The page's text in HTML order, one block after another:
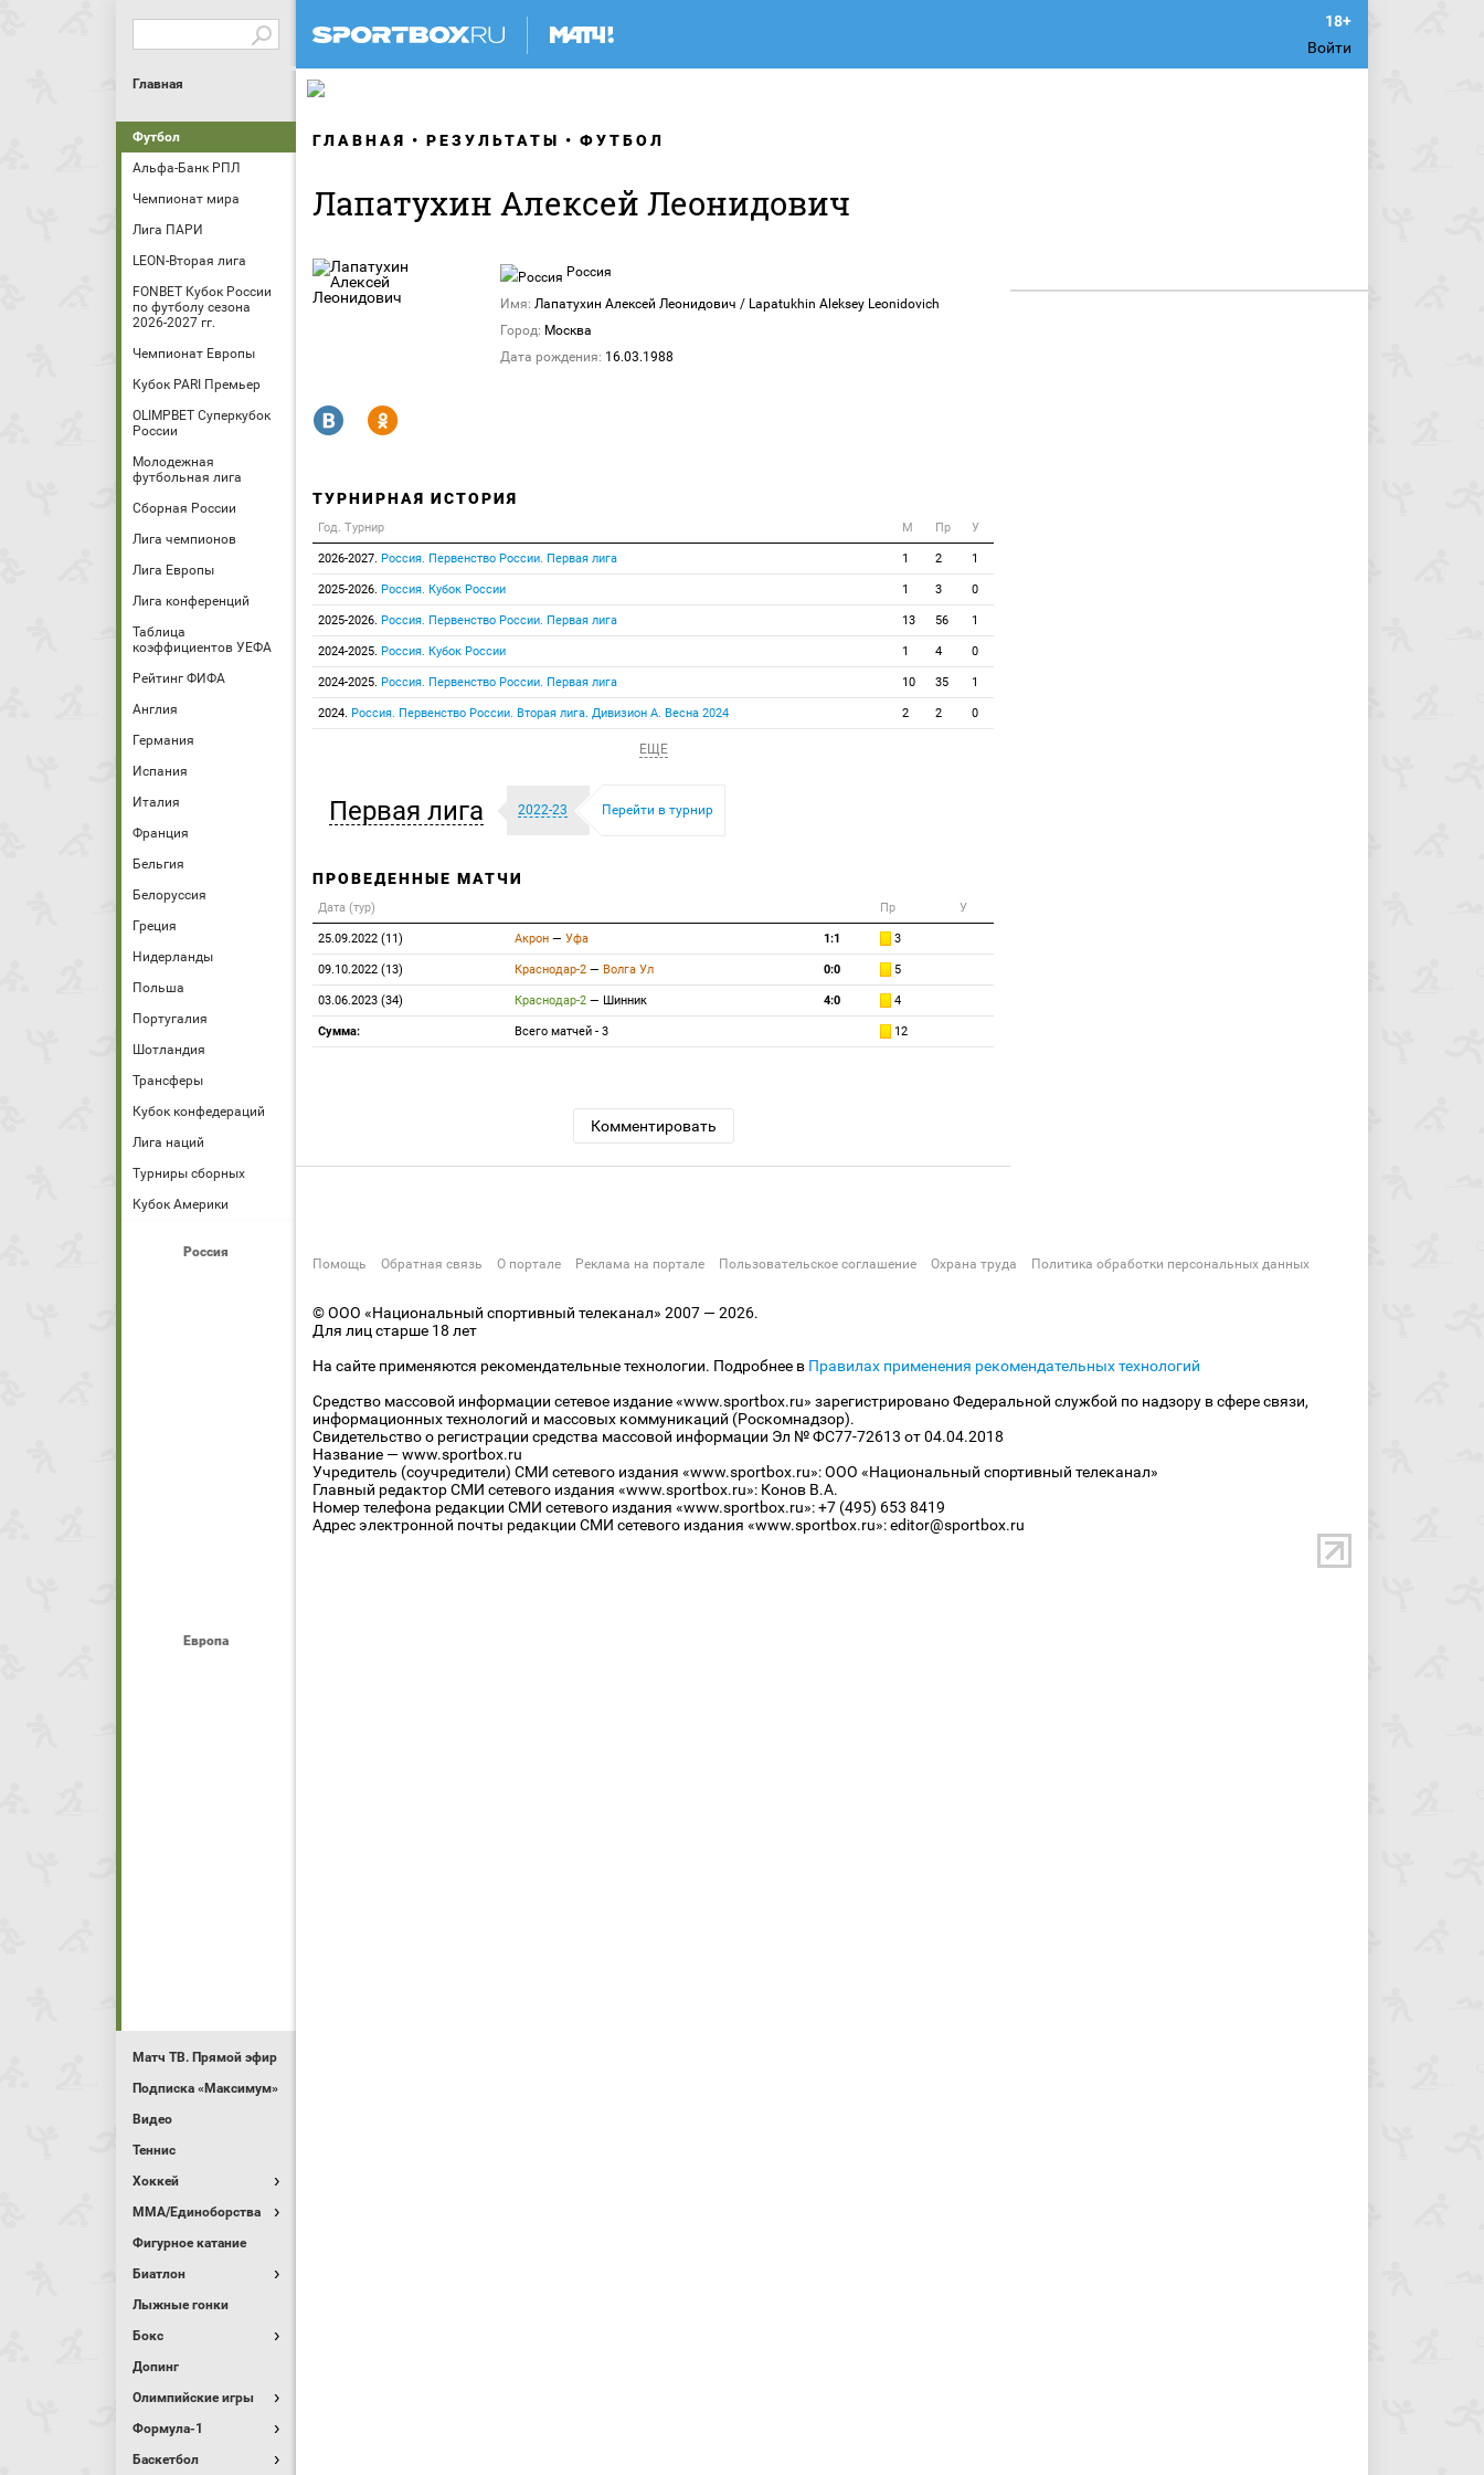
Войти
Главная
Футбол
Альфа-Банк РПЛ
Чемпионат мира
Лига ПАРИ
LEON-Вторая лига
FONBET Кубок России
по футболу сезона
2026-2027 гг.
Чемпионат Европы
Кубок PARI Премьер
OLIMPBET Суперкубок
России
Молодежная
футбольная лига
Сборная России
Лига чемпионов
Лига Европы
Лига конференций
Таблица
коэффициентов УЕФА
Рейтинг ФИФА
Англия
Германия
Испания
Италия
Франция
Бельгия
Белоруссия
Греция
Нидерланды
Польша
Португалия
Шотландия
Трансферы
Кубок конфедераций
Лига наций
Турниры сборных
Кубок Америки
Россия
Европа
Матч ТВ. Прямой эфир
Подписка «Максимум»
Видео
Теннис
Хоккей
MMA/Единоборства
Фигурное катание
Биатлон
Лыжные гонки
Бокс
Допинг
Олимпийские игры
Формула-1
Баскетбол
ГЛАВНАЯ РЕЗУЛЬТАТЫ ФУТБОЛ
Лапатухин Алексей Леонидович
Россия
Имя: Лапатухин Алексей Леонидович / Lapatukhin Aleksey Leonidovich
Город: Москва
Дата рождения: 16.03.1988
R Y
ТУРНИРНАЯ ИСТОРИЯ
Год. Турнир М Пр У
2026-2027. Россия. Первенство России. Первая лига 1 2 1
2025-2026. Россия. Кубок России 1 3 0
2025-2026. Россия. Первенство России. Первая лига 13 56 1
2024-2025. Россия. Кубок России 1 4 0
2024-2025. Россия. Первенство России. Первая лига 10 35 1
2024. Россия. Первенство России. Вторая лига. Дивизион А. Весна 2024 2 2 0
ЕЩЕ
Первая лига 2022-23 Перейти в турнир
ПРОВЕДЕННЫЕ МАТЧИ
Дата (тур) Пр У
25.09.2022 (11) Акрон — Уфа 1:1 3
09.10.2022 (13) Краснодар-2 — Волга Ул 0:0 5
03.06.2023 (34) Краснодар-2 — Шинник 4:0 4
Сумма: Всего матчей - 3 12
Комментировать
Помощь Обратная связь О портале Реклама на портале Пользовательское соглашение Охрана труда Политика обработки персональных данных
© ООО «Национальный спортивный телеканал» 2007 — 2026.
Для лиц старше 18 лет
На сайте применяются рекомендательные технологии. Подробнее в Правилах применения рекомендательных технологий
Средство массовой информации сетевое издание «www.sportbox.ru» зарегистрировано Федеральной службой по надзору в сфере связи,
информационных технологий и массовых коммуникаций (Роскомнадзор).
Свидетельство о регистрации средства массовой информации Эл № ФС77-72613 от 04.04.2018
Название — www.sportbox.ru
Учредитель (соучредители) СМИ сетевого издания «www.sportbox.ru»: ООО «Национальный спортивный телеканал»
Главный редактор СМИ сетевого издания «www.sportbox.ru»: Конов В.А.
Номер телефона редакции СМИ сетевого издания «www.sportbox.ru»: +7 (495) 653 8419
Адрес электронной почты редакции СМИ сетевого издания «www.sportbox.ru»: editor@sportbox.ru